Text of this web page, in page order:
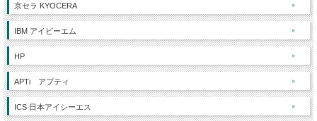
京セラ KYOCERA
IBM アイビーエム
HP
APTi アプティ
ICS 日本アイシーエス